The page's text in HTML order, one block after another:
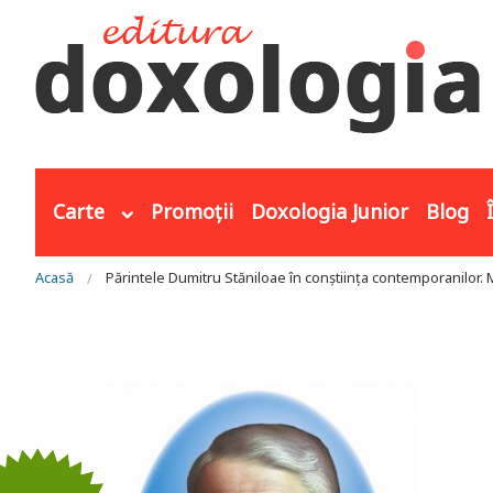
Carte Promoții Doxologia Junior Blog
Eşti aici
Acasă Părintele Dumitru Stăniloae în conștiința contemporanilor.